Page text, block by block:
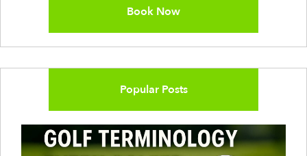
Book Now
Popular Posts